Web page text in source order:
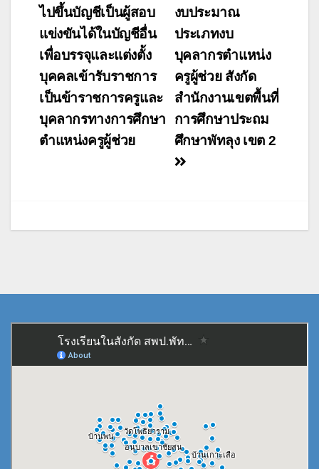
งบประมาณ
ประเภทงบ
บุคลากรตำแหน่ง
ครูผู้ช่วย สังกัด
สำนักงานเขตพื้นที่
การศึกษาประถม
ศึกษาพัทลุง เขต 2
ไปขึ้นบัญชีเป็นผู้สอบ
แข่งขันได้ในบัญชีอื่น
เพื่อบรรจุและแต่งตั้ง
บุคคลเข้ารับราชการ
เป็นข้าราชการครูและ
บุคลากรทางการศึกษา
ตำแหน่งครูผู้ช่วย